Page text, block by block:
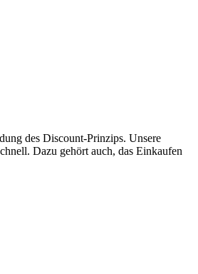
des Discount-Prinzips. Unsere
Dazu gehört auch, das Einkaufen